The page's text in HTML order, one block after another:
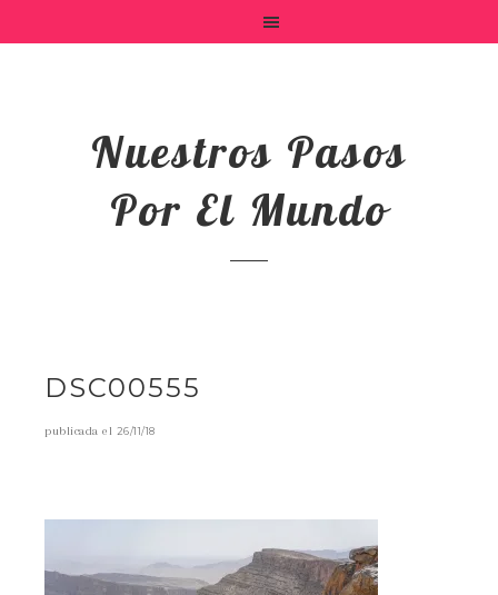
Nuestros Pasos
Por El Mundo
DSC00555
publicada el 26/11/18